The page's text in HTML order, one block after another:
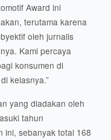
Award ini
terutama karena
oleh jurnalis
Kami percaya
konsumen di
kelasnya.”
yang diadakan oleh
tahun
ini, sebanyak total 168